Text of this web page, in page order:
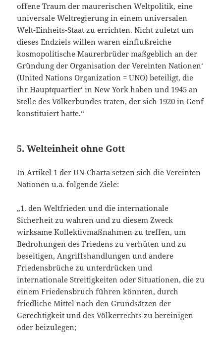
offene Traum der maurerischen Weltpolitik, eine
universale Weltregierung in einem universalen
Welt-Einheits-Staat zu errichten. Nicht zuletzt um
dieses Endziels willen waren einflußreiche
kosmopolitische Maurerbrüder maßgeblich an der
Gründung der ´Organisation der Vereinten Nationen‘
(United Nations Organization = UNO) beteiligt, die
ihr ´Hauptquartier‘ in New York haben und 1945 an
Stelle des Völkerbundes traten, der sich 1920 in Genf
konstituiert hatte.“
5. Welteinheit ohne Gott
In Artikel 1 der UN-Charta setzen sich die Vereinten
Nationen u.a. folgende Ziele:
„1. den Weltfrieden und die internationale
Sicherheit zu wahren und zu diesem Zweck
wirksame Kollektivmaßnahmen zu treffen, um
Bedrohungen des Friedens zu verhüten und zu
beseitigen, Angriffshandlungen und andere
Friedensbrüche zu unterdrücken und
internationale Streitigkeiten oder Situationen, die zu
einem Friedensbruch führen könnten, durch
friedliche Mittel nach den Grundsätzen der
Gerechtigkeit und des Völkerrechts zu bereinigen
oder beizulegen;